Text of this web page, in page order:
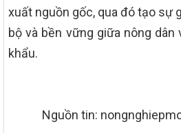
xuất nguồn gốc, qua đó tạo sự
bộ và bền vững giữa nông
khẩu.
Nguồn tin: